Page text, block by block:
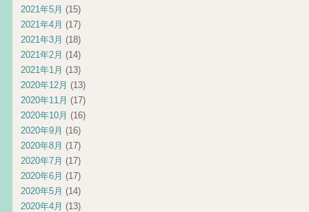
2021年5月 (15)
2021年4月 (17)
2021年3月 (18)
2021年2月 (14)
2021年1月 (13)
2020年12月 (13)
2020年11月 (17)
2020年10月 (16)
2020年9月 (16)
2020年8月 (17)
2020年7月 (17)
2020年6月 (17)
2020年5月 (14)
2020年4月 (13)